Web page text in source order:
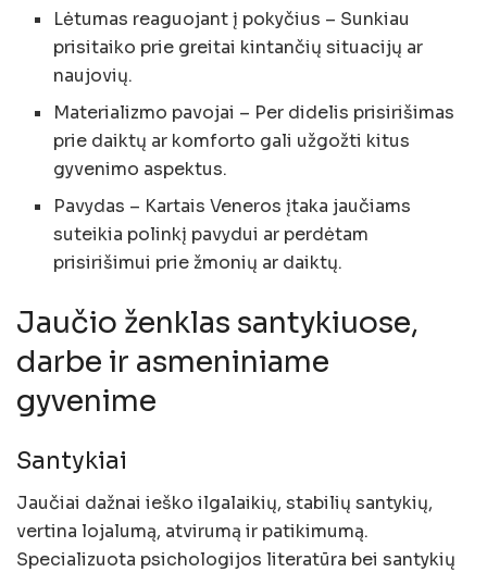
Lėtumas reaguojant į pokyčius – Sunkiau
prisitaiko prie greitai kintančių situacijų ar
naujovių.
Materializmo pavojai – Per didelis prisirišimas
prie daiktų ar komforto gali užgožti kitus
gyvenimo aspektus.
Pavydas – Kartais Veneros įtaka jaučiams
suteikia polinkį pavydui ar perdėtam
prisirišimui prie žmonių ar daiktų.
Jaučio ženklas santykiuose,
darbe ir asmeniniame
gyvenime
Santykiai
Jaučiai dažnai ieško ilgalaikių, stabilių santykių,
vertina lojalumą, atvirumą ir patikimumą.
Specializuota psichologijos literatūra bei santykių